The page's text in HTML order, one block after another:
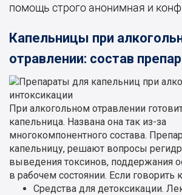
помощь строго анонимная и
Капельницы при
отравлении: состав
При алкогольном отравлении
капельница. Названа она так из-за
многокомпонентного состава.
капельницу, решают вопросы
выведения токсинов, поддержания
в рабочем состоянии. Если говорить
Средства для детоксикации.